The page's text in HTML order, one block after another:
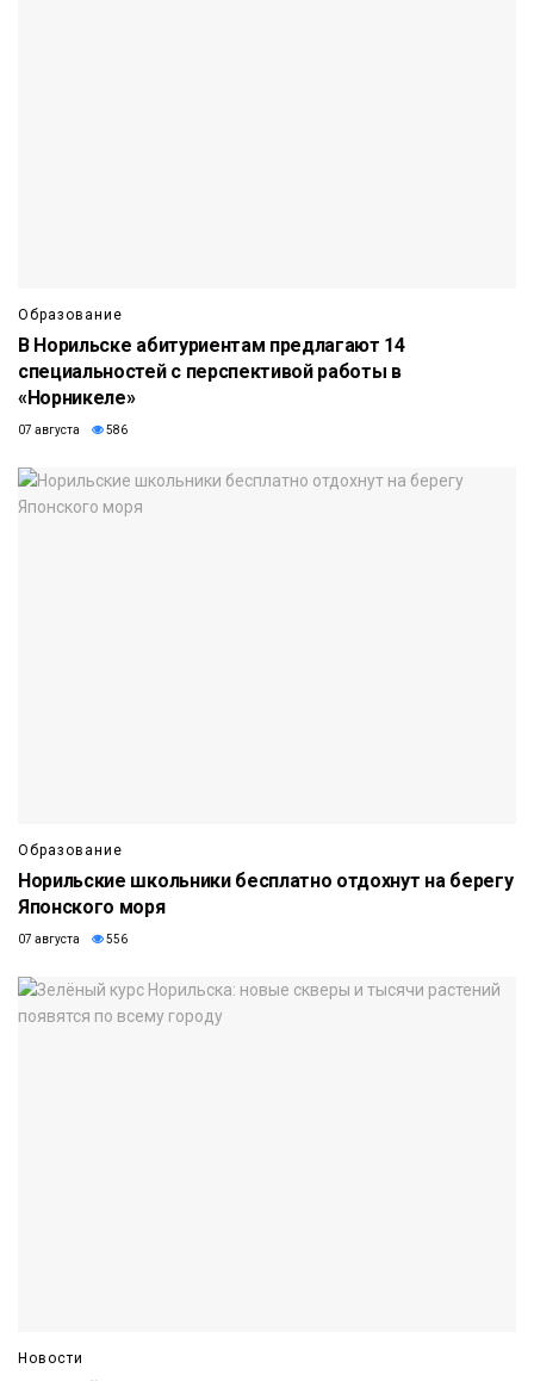
Образование
В Норильске абитуриентам предлагают 14
специальностей с перспективой работы в
«Норникеле»
07 августа 586
Образование
Норильские школьники бесплатно отдохнут на берегу
Японского моря
07 августа 556
Новости